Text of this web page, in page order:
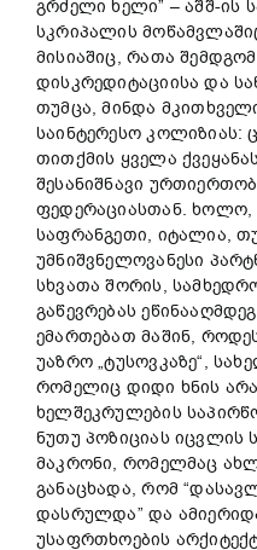
გრძელი ხელი” – აშშ-ის
სკრიპალის
მისიაშიც, რათა
დისკრედიტაციისა და
თუმცა, მინდა
საინტერესო კოლიზიას:
თითქმის ყველა
შესანიშნავი
ფედერაციასთან. ხოლო,
საფრანგეთი, იტალია,
უმნიშვნელოვანესი
სხვათა შორის,
გაწევრებას
ემართებათ მაშინ,
უაზრო „ტუსოვკაზე“,
რომელიც დიდი ხნის
ხელშეკრულების
ნუთუ პოზიციას იცვლის
მაკრონი, რომელმაც
განაცხადა, რომ
დასრულდა” და
უსაფრთხოების